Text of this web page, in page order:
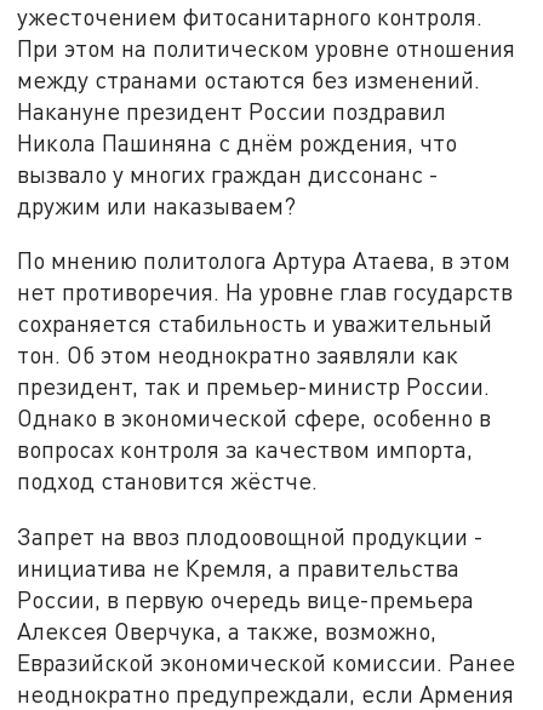
ужесточением фитосанитарного контроля.
При этом на политическом уровне отношения
между странами остаются без изменений.
Накануне президент России поздравил
Никола Пашиняна с днём рождения, что
вызвало у многих граждан диссонанс -
дружим или наказываем?
По мнению политолога Артура Атаева, в этом
нет противоречия. На уровне глав государств
сохраняется стабильность и уважительный
тон. Об этом неоднократно заявляли как
президент, так и премьер-министр России.
Однако в экономической сфере, особенно в
вопросах контроля за качеством импорта,
подход становится жёстче.
Запрет на ввоз плодоовощной продукции -
инициатива не Кремля, а правительства
России, в первую очередь вице-премьера
Алексея Оверчука, а также, возможно,
Евразийской экономической комиссии. Ранее
неоднократно предупреждали, если Армения